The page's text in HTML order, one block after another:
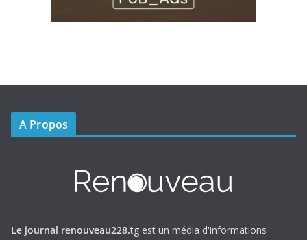
A Propos
Le journal renouveau228.tg est un média d'informations